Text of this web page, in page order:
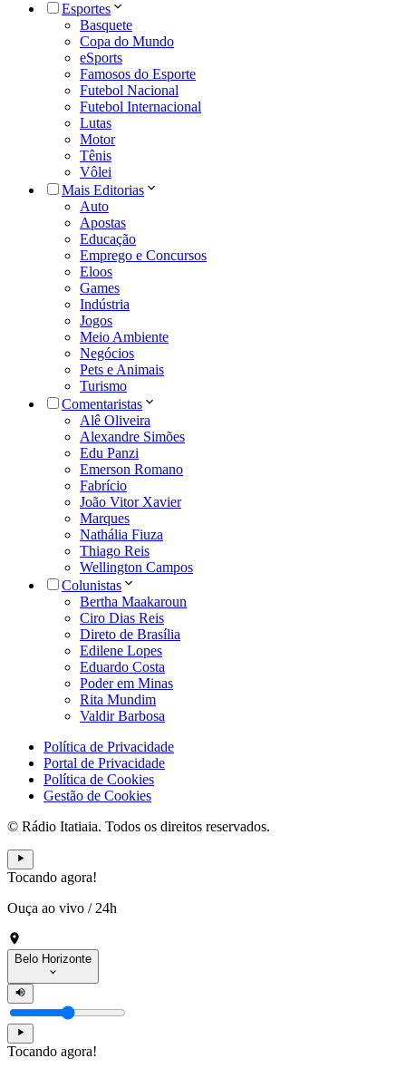
Esportes
Basquete
Copa do Mundo
eSports
Famosos do Esporte
Futebol Nacional
Futebol Internacional
Lutas
Motor
Tênis
Vôlei
Mais Editorias
Auto
Apostas
Educação
Emprego e Concursos
Eloos
Games
Indústria
Jogos
Meio Ambiente
Negócios
Pets e Animais
Turismo
Comentaristas
Alê Oliveira
Alexandre Simões
Edu Panzi
Emerson Romano
Fabrício
João Vitor Xavier
Marques
Nathália Fiuza
Thiago Reis
Wellington Campos
Colunistas
Bertha Maakaroun
Ciro Dias Reis
Direto de Brasília
Edilene Lopes
Eduardo Costa
Poder em Minas
Rita Mundim
Valdir Barbosa
Política de Privacidade
Portal de Privacidade
Política de Cookies
Gestão de Cookies
© Rádio Itatiaia. Todos os direitos reservados.
Tocando agora!
Ouça ao vivo /24h
Belo Horizonte
Tocando agora!